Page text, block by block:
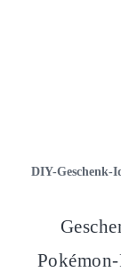
DIY-Geschenk-